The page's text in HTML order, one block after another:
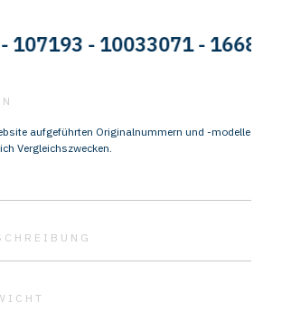
- 10033071 - 16687 -
aufgeführten Originalnummern und -modelle
Vergleichszwecken.